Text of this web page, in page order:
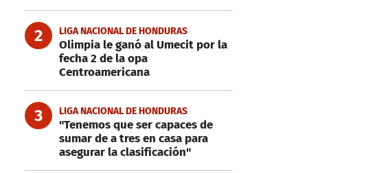
2 LIGA NACIONAL DE HONDURAS
Olimpia le ganó al Umecit por la
fecha 2 de la opa
Centroamericana
3 LIGA NACIONAL DE HONDURAS
"Tenemos que ser capaces de
sumar de a tres en casa para
asegurar la clasificación"